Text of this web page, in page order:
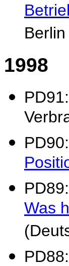
Berlin
1998
PD91:
PD90:
PD89:
Was